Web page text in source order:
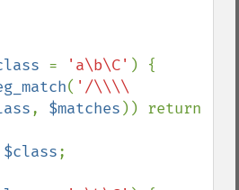
= 'a\b\C' ) {
( '/\\\\
, $matches
$class;